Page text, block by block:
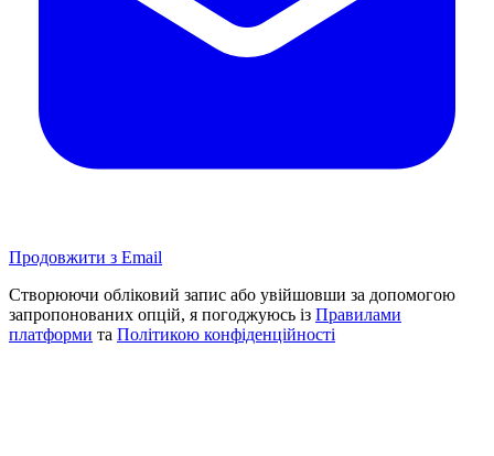
Продовжити з Email
Створюючи обліковий запис або увійшовши за допомогою
запропонованих опцій, я погоджуюсь із Правилами
платформи та Політикою конфіденційності